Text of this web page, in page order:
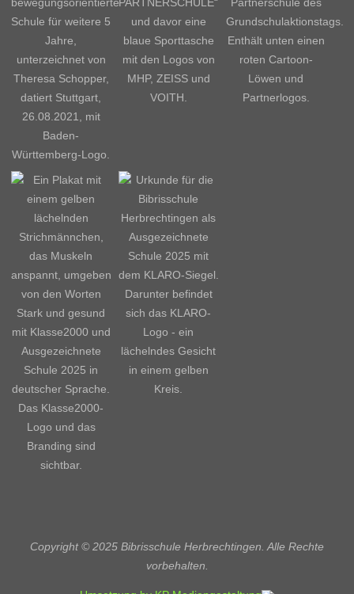
Copyright © 2025 Bibrisschule Herbrechtingen. Alle Rechte
vorbehalten.